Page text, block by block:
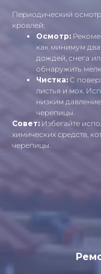
Периодический
кровлей:
Осмотр:
как минимум
дождей, снега
обнаружить
Чистка: С
листья и мох.
низким
черепицы.
Совет: Избегайте
химических средств,
черепицы.